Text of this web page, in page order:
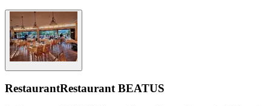
RestaurantRestaurant BEATUS